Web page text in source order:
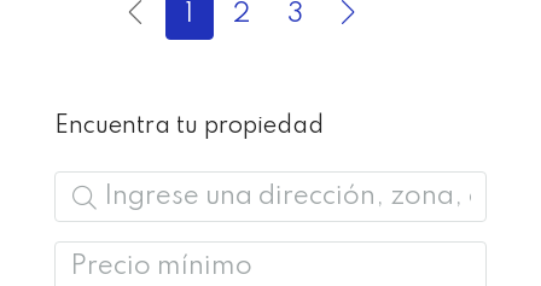
2 3
Encuentra tu propiedad